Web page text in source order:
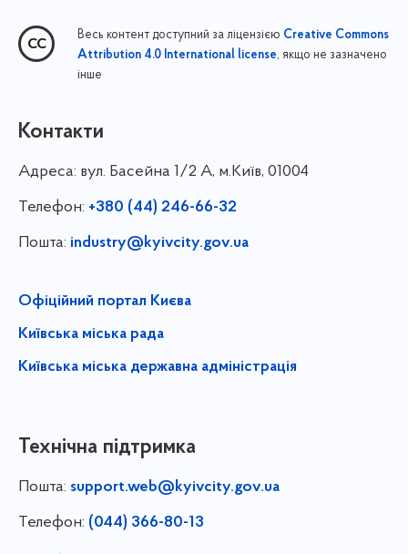
Весь контент доступний за ліцензією Creative Commons
Attribution 4.0 International license, якщо не зазначено
інше
Контакти
Адреса: вул. Басейна 1/⁠2 А, м.Київ, 01004
Телефон: +380 (44) 246-66-32
Пошта: industry@kyivcity.gov.ua
Офіційний портал Києва
Київська міська рада
Київська міська державна адміністрація
Технічна підтримка
Пошта: support.web@kyivcity.gov.ua
Телефон: (044) 366-80-13